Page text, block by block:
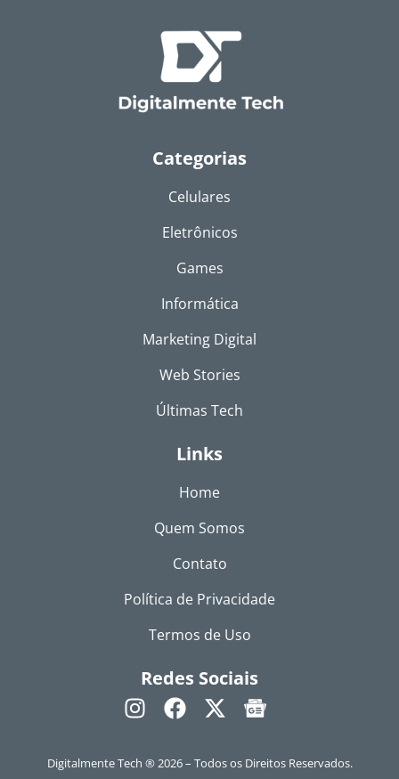
Categorias
Celulares
Eletrônicos
Games
Informática
Marketing Digital
Web Stories
Últimas Tech
Links
Home
Quem Somos
Contato
Política de Privacidade
Termos de Uso
Redes Sociais
Digitalmente Tech ® 2026 – Todos os Direitos Reservados.